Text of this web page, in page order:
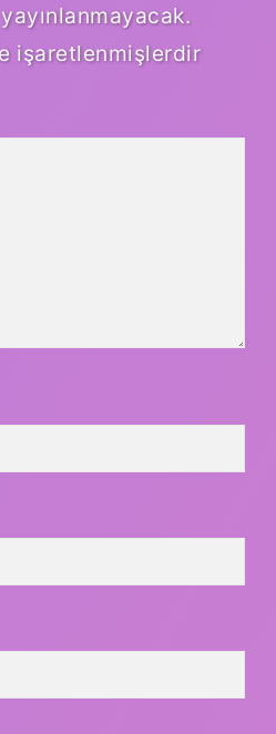
işaretlenmişlerdir